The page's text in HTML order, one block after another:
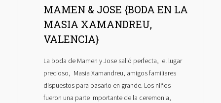
MAMEN & JOSE {BODA EN LA
MASIA XAMANDREU,
VALENCIA}
La boda de Mamen y Jose salió perfecta, el lugar
precioso, Masia Xamandreu, amigos familiares
dispuestos para pasarlo en grande. Los niños
fueron una parte importante de la ceremonia,